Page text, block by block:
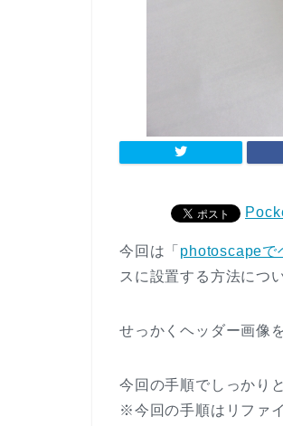
今回は「 photoscapeで
スに設置する方法につ
せっかくヘッダー画像
今回の手順でしっかり
※今回の手順はリファ